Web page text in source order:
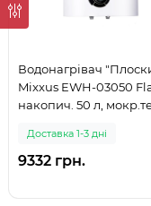
Водонагрівач
Mixxus EWH-03050
накопич. 50 л,
Доставка 1-3 дні
9332 грн.